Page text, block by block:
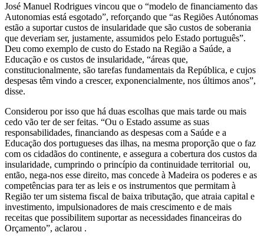
José Manuel Rodrigues vincou que o “modelo de financiamento das
Autonomias está esgotado”, reforçando que “as Regiões Autónomas
estão a suportar custos de insularidade que são custos de soberania
que deveriam ser, justamente, assumidos pelo Estado português”.
Deu como exemplo de custo do Estado na Região a Saúde, a
Educação e os custos de insularidade, “áreas que,
constitucionalmente, são tarefas fundamentais da República, e cujos
despesas têm vindo a crescer, exponencialmente, nos últimos anos”,
disse.
Considerou por isso que há duas escolhas que mais tarde ou mais
cedo vão ter de ser feitas. “Ou o Estado assume as suas
responsabilidades, financiando as despesas com a Saúde e a
Educação dos portugueses das ilhas, na mesma proporção que o faz
com os cidadãos do continente, e assegura a cobertura dos custos da
insularidade, cumprindo o princípio da continuidade territorial ou,
então, nega-nos esse direito, mas concede à Madeira os poderes e as
competências para ter as leis e os instrumentos que permitam à
Região ter um sistema fiscal de baixa tributação, que atraia capital e
investimento, impulsionadores de mais crescimento e de mais
receitas que possibilitem suportar as necessidades financeiras do
Orçamento”, aclarou .